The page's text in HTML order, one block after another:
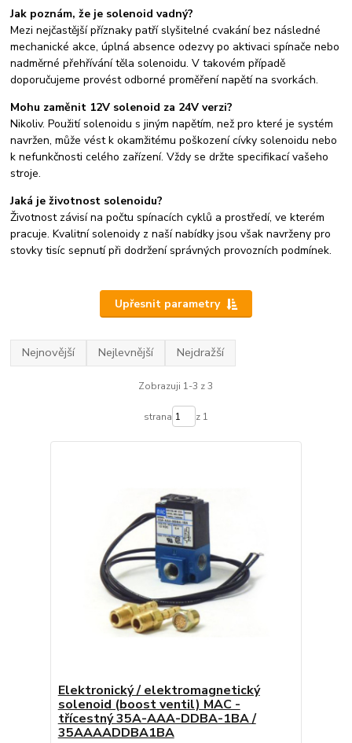
Jak poznám, že je solenoid vadný?
Mezi nejčastější příznaky patří slyšitelné cvakání bez následné
mechanické akce, úplná absence odezvy po aktivaci spínače nebo
nadměrné přehřívání těla solenoidu. V takovém případě
doporučujeme provést odborné proměření napětí na svorkách.
Mohu zaměnit 12V solenoid za 24V verzi?
Nikoliv. Použití solenoidu s jiným napětím, než pro které je systém
navržen, může vést k okamžitému poškození cívky solenoidu nebo
k nefunkčnosti celého zařízení. Vždy se držte specifikací vašeho
stroje.
Jaká je životnost solenoidu?
Životnost závisí na počtu spínacích cyklů a prostředí, ve kterém
pracuje. Kvalitní solenoidy z naší nabídky jsou však navrženy pro
stovky tisíc sepnutí při dodržení správných provozních podmínek.
Upřesnit parametry
Nejnovější Nejlevnější Nejdražší
Zobrazuji 1-3 z 3
strana z 1
Elektronický / elektromagnetický
solenoid (boost ventil) MAC -
třícestný 35A-AAA-DDBA-1BA /
35AAAADDBA1BA